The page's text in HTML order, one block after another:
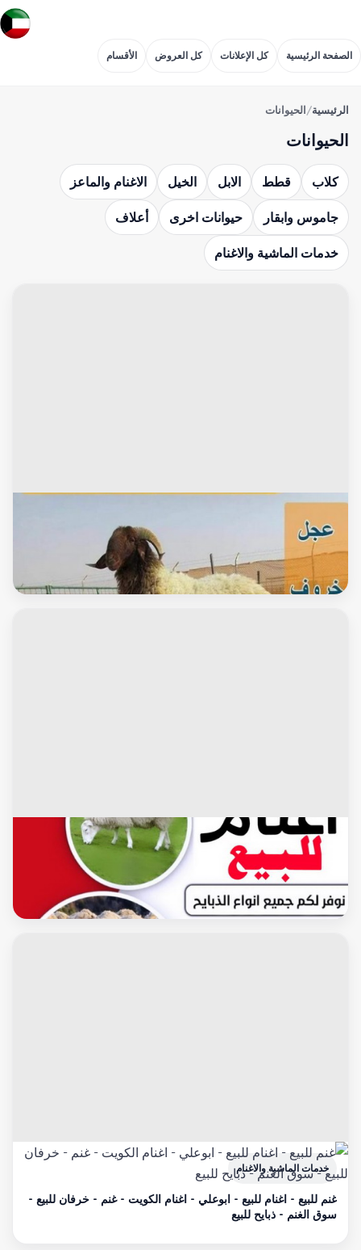
الصفحة الرئيسية كل الإعلانات كل العروض الأقسام
الرئيسية/الحيوانات
الحيوانات
كلاب قطط الابل الخيل الاغنام والماعز
جاموس وابقار حيوانات اخرى أعلاف
خدمات الماشية والاغنام
جاموس وابقار
غنم للبيع - اغنام للبيع - قصاب بالكويت - اغنام الكويت - غنم -
خرفان للبيع - سوق الغنم - ذبايح للبيع
الاغنام والماعز
غنم للبيع - اغنام للبيع - قصاب بالكويت - اغنام الكويت - غنم -
خرفان للبيع - سوق الغنم - ذبايح للبيع
خدمات الماشية والاغنام
غنم للبيع - اغنام للبيع - ابوعلي - اغنام الكويت - غنم - خرفان للبيع -
سوق الغنم - ذبايح للبيع